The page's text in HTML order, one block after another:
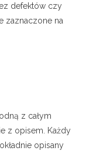
defektów czy
zaznaczone na
z całym
z opisem. Każdy
opisany